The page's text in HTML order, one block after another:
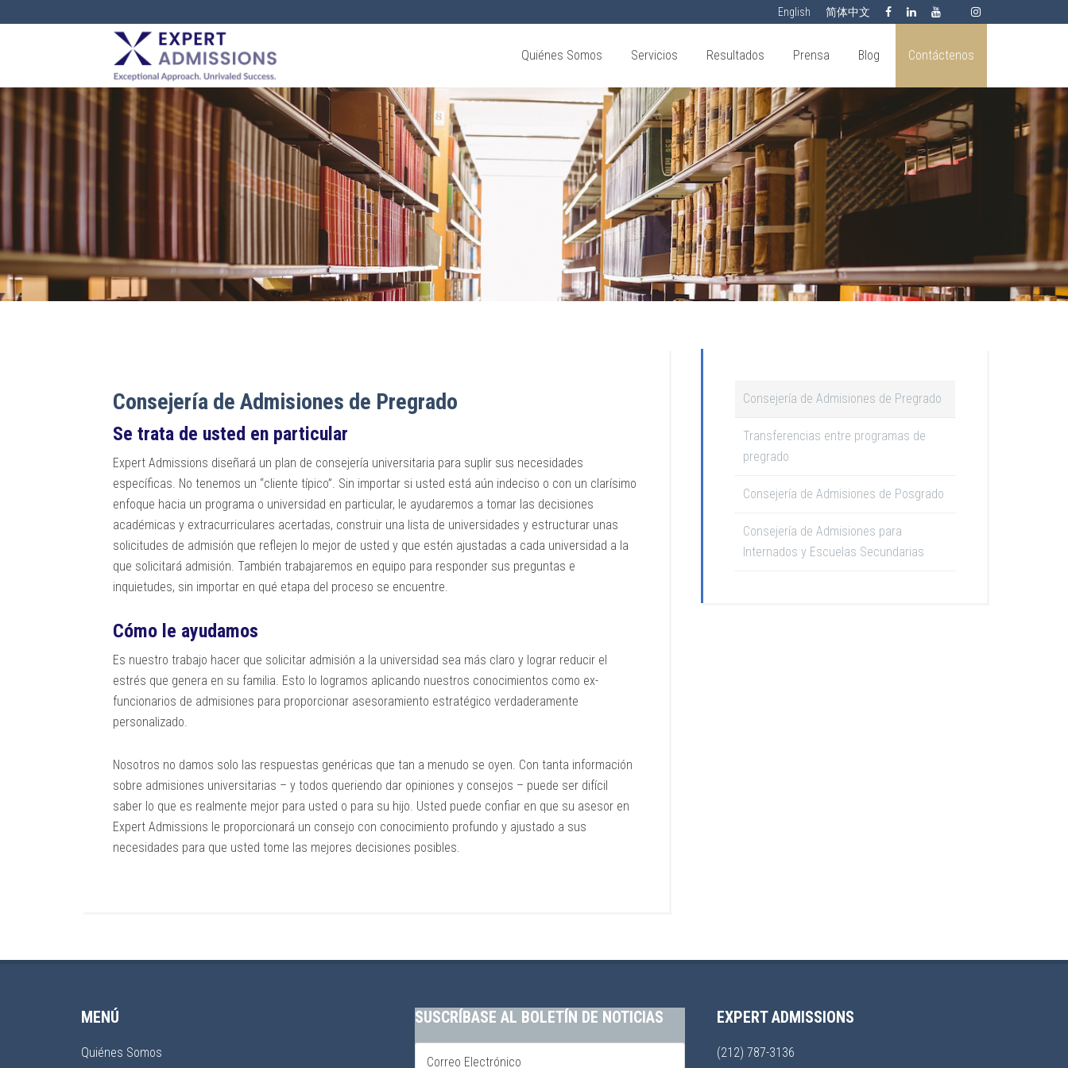
English 简体中文
EXPERT
ADMISSIONS
Quiénes Somos Servicios Resultados Prensa Blog Contáctenos
Consejería de Admisiones de Pregrado
Se trata de usted en particular
Expert Admissions diseñará un plan de consejería universitaria para suplir sus necesidades
específicas. No tenemos un “cliente típico”. Sin importar si usted está aún indeciso o con un clarísimo
enfoque hacia un programa o universidad en particular, le ayudaremos a tomar las decisiones
académicas y extracurriculares acertadas, construir una lista de universidades y estructurar unas
solicitudes de admisión que reflejen lo mejor de usted y que estén ajustadas a cada universidad a la
que solicitará admisión. También trabajaremos en equipo para responder sus preguntas e
inquietudes, sin importar en qué etapa del proceso se encuentre.
Cómo le ayudamos
Es nuestro trabajo hacer que solicitar admisión a la universidad sea más claro y lograr reducir el
estrés que genera en su familia. Esto lo logramos aplicando nuestros conocimientos como ex-
funcionarios de admisiones para proporcionar asesoramiento estratégico verdaderamente
personalizado.
Nosotros no damos solo las respuestas genéricas que tan a menudo se oyen. Con tanta información
sobre admisiones universitarias – y todos queriendo dar opiniones y consejos – puede ser difícil
saber lo que es realmente mejor para usted o para su hijo. Usted puede confiar en que su asesor en
Expert Admissions le proporcionará un consejo con conocimiento profundo y ajustado a sus
necesidades para que usted tome las mejores decisiones posibles.
Consejería de Admisiones de Pregrado
Transferencias entre programas de
pregrado
Consejería de Admisiones de Posgrado
Consejería de Admisiones para
Internados y Escuelas Secundarias
MENÚ
Quiénes Somos
SUSCRÍBASE AL BOLETÍN DE NOTICIAS EXPERT ADMISSIONS
(212) 787-3136